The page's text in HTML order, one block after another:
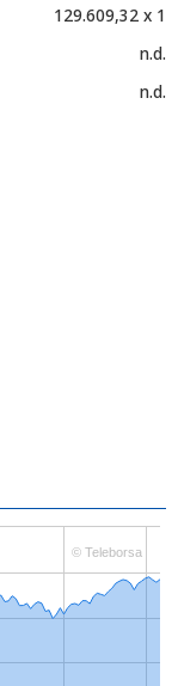
129.609,32 x 1
n.d.
n.d.
© Teleborsa